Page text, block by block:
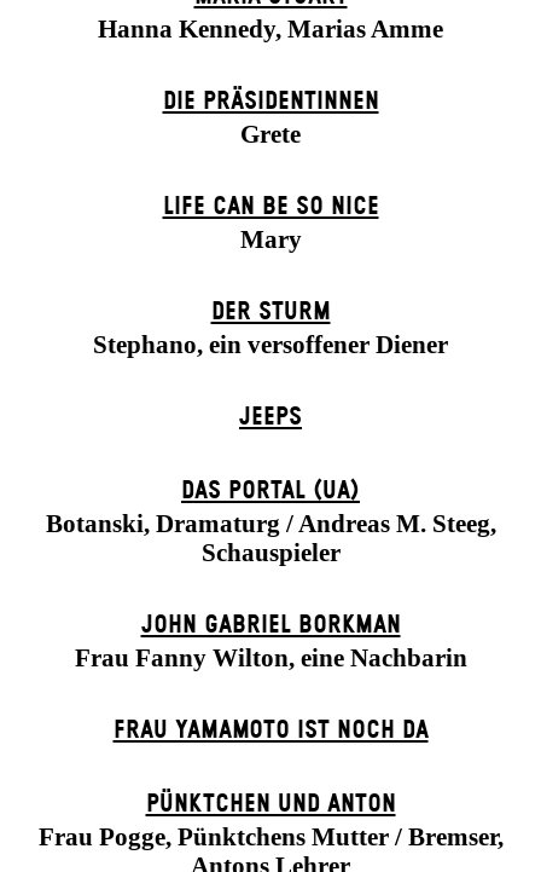
Hanna Kennedy, Marias Amme
DIE PRÄSI­DENT­INNEN
Grete
LIFE CAN BE SO NICE
Mary
DER STURM
Stephano, ein versoffener Diener
JEEPS
DAS POR­TAL (UA)
Botanski, Dramaturg / Andreas M. Steeg,
Schauspieler
JOHN GABRIEL BORKMAN
Frau Fanny Wilton, eine Nachbarin
FRAU YAMAMOTO IST NOCH DA
PÜNKTCHEN UND ANTON
Frau Pogge, Pünktchens Mutter / Bremser,
Antons Lehrer